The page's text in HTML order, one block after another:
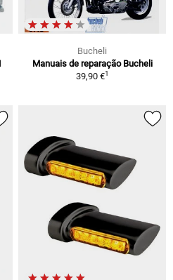
Bucheli
Manuais de reparação Bucheli
39,90 €1